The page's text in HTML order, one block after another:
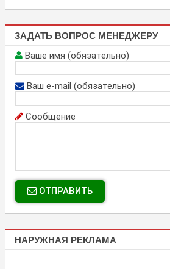
ЗАДАТЬ ВОПРОС МЕНЕДЖЕРУ
Ваше имя (обязательно)
Ваш e-mail (обязательно)
Сообщение
ОТПРАВИТЬ
НАРУЖНАЯ РЕКЛАМА